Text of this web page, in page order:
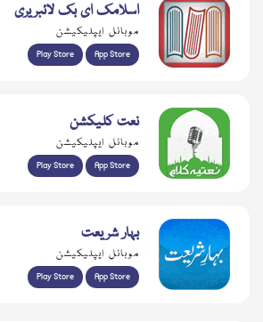
اسلامک ای بک لائبریری
موبائل ایپلیکیشن
Play Store App Store
نعت کلیکشن
موبائل ایپلیکیشن
Play Store App Store
بہار شریعت
موبائل ایپلیکیشن
Play Store App Store